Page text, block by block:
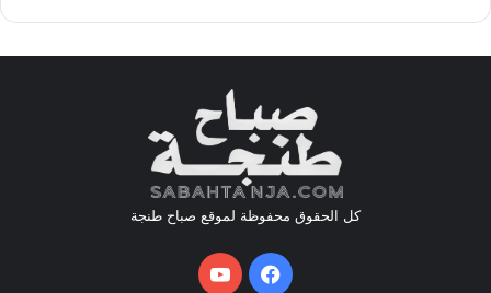
كل الحقوق محفوظة لموقع صباح طنجة
فيسبوكيوتيوب